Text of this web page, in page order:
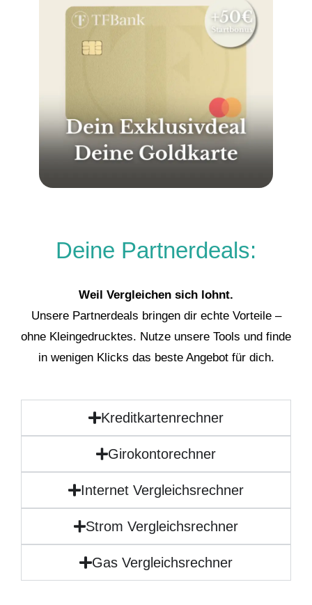
Deine Partnerdeals:
Weil Vergleichen sich lohnt.
Unsere Partnerdeals bringen dir echte Vorteile –
ohne Kleingedrucktes. Nutze unsere Tools und finde
in wenigen Klicks das beste Angebot für dich.
Kreditkartenrechner
Girokontorechner
Internet Vergleichsrechner
Strom Vergleichsrechner
Gas Vergleichsrechner